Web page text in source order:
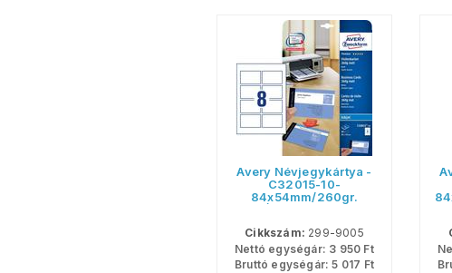
Avery Névjegykártya -
C32015-10-
84x54mm/260gr.
Cikkszám: 299-9005
Nettó egységár: 3 950 Ft
Bruttó egységár: 5 017 Ft